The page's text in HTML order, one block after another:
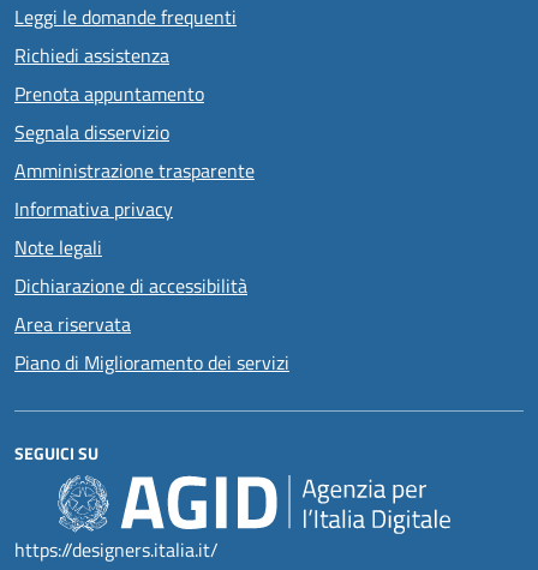
Leggi le domande frequenti
Richiedi assistenza
Prenota appuntamento
Segnala disservizio
Amministrazione trasparente
Informativa privacy
Note legali
Dichiarazione di accessibilità
Area riservata
Piano di Miglioramento dei servizi
SEGUICI SU
https://designers.italia.it/